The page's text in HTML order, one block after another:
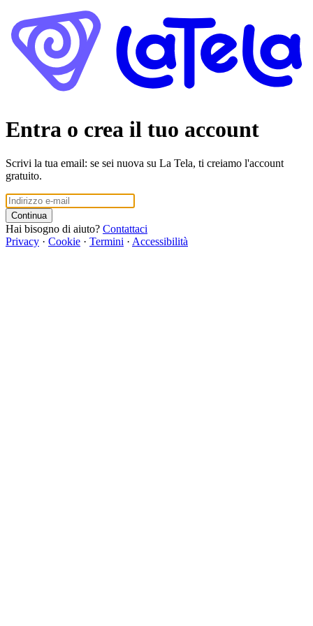
Entra o crea il tuo account
Scrivi la tua email: se sei nuova su La Tela, ti creiamo l'account
gratuito.
Continua
Hai bisogno di aiuto? Contattaci
Privacy · Cookie · Termini · Accessibilità